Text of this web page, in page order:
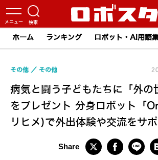
ホーム ランキング ロボット・AI用語
病気と闘う子どもたちに「外の
をプレゼント 分身ロボット「
リヒメ)で外出体験や交流をサ
その他 その他